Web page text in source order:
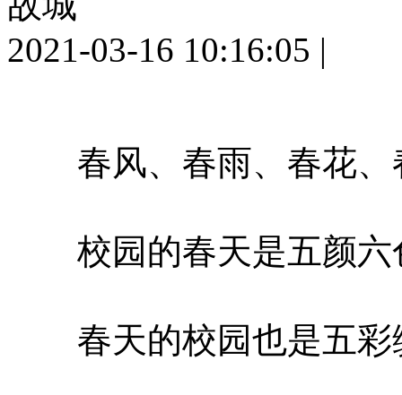
2021-03-16 10:16:05 |
春风、春雨、春花、
校园的春天是五颜六
春天的校园也是五彩